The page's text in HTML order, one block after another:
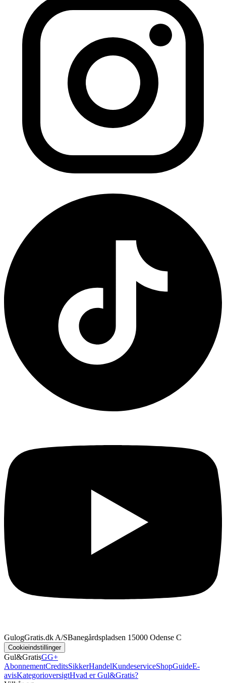
GulogGratis.dk A/SBanegårdspladsen 1 5000 Odense C
Cookieindstillinger
Gul&GratisGG+
AbonnementCreditsSikkerHandelKundeserviceShopGuideE-
avisKategorioversigtHvad er Gul&Gratis?